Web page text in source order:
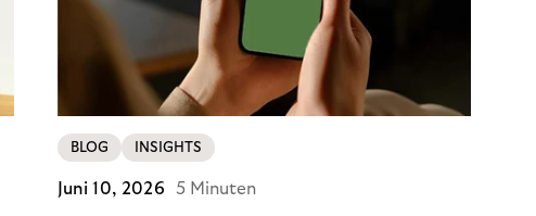
BLOG INSIGHTS
Juni 10, 2026 5 Minuten